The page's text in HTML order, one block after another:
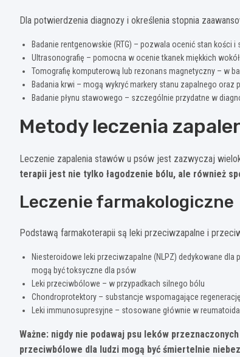
Dla potwierdzenia diagnozy i określenia stopnia
Badanie rentgenowskie (RTG) – pozwala ocenić stan
Ultrasonografię – pomocna w ocenie tkanek miękkich
Tomografię komputerową lub rezonans magnetyczny – w
Badania krwi – mogą wykryć markery stanu zapalnego
Badanie płynu stawowego – szczególnie przydatne w
Metody leczenia
Leczenie zapalenia stawów u psów jest zazwyczaj
terapii jest nie tylko łagodzenie bólu, ale również
Leczenie farmakologiczne
Podstawą farmakoterapii są leki przeciwzapalne i
Niesteroidowe leki przeciwzapalne (NLPZ) dedykowane
mogą być toksyczne dla psów
Leki przeciwbólowe – w przypadkach silnego bólu
Chondroprotektory – substancje wspomagające
Leki immunosupresyjne – stosowane głównie w
Ważne: nigdy nie podawaj psu leków
przeciwbólowe dla ludzi mogą być śmiertelnie